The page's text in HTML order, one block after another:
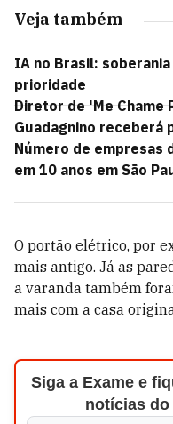
Veja também
IA no Brasil:
prioridade
Diretor de 'Me Chame
Guadagnino receberá
Número de empresas
em 10 anos em São
O portão elétrico, por
mais antigo. Já as
a varanda também
mais com a casa
Siga a Exame e
notícias